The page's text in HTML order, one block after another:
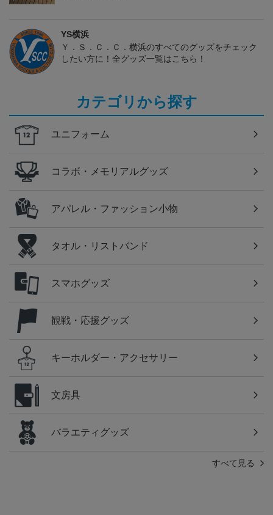
YS横浜
Ｙ．Ｓ．Ｃ．Ｃ．横浜のすべてのグッズをチェック
したい方に！全グッズ一覧はこちら！
カテゴリから探す
ユニフォーム
コラボ・メモリアルグッズ
アパレル・ファッション小物
タオル・リストバンド
スマホグッズ
観戦・応援グッズ
キーホルダー・アクセサリー
文房具
バラエティグッズ
すべて見る